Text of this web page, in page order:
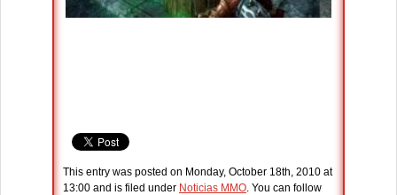
This entry was posted on Monday, October 18th, 2010 at
13:00 and is filed under Noticias MMO. You can follow